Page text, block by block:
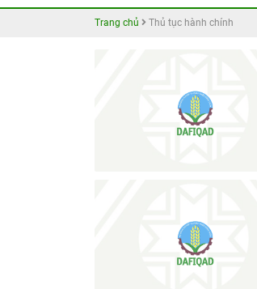
Trang chủ Thủ tục hành chính